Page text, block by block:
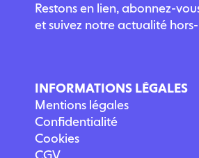
Restons en lien, abonnez-
et suivez notre actualité
INFORMATIONS LÉGALES
Mentions légales
Confidentialité
Cookies
CGV